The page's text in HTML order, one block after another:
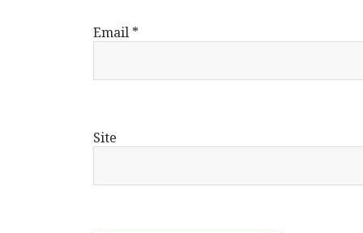
Email *
Site